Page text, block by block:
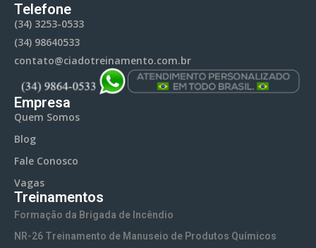
Empresa
Quem Somos
Blog
Fale Conosco
Vagas
Treinamentos
Formação da Brigada de Incêndio
NR-26 Treinamento de Manuseio de Produtos Químicos
Telefone
(34) 3253-0533
(34) 98640533
contato@ciadotreinamento.com.br